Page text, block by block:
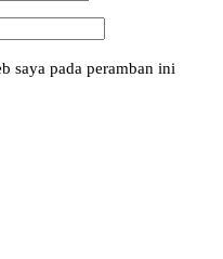
saya pada peramban ini